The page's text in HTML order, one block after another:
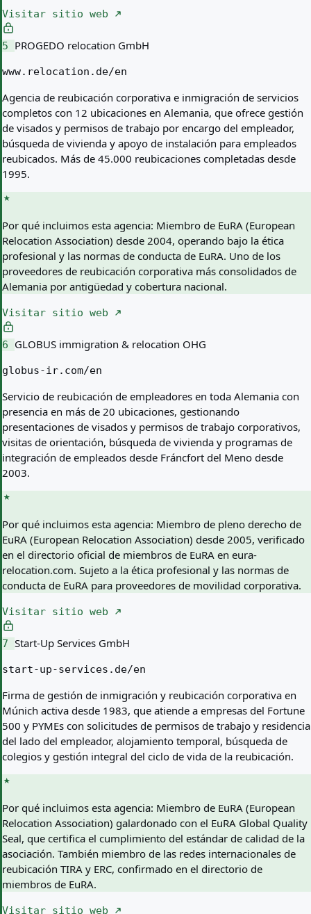
Visitar sitio web
5 PROGEDO relocation GmbH
www.relocation.de/en
Agencia de reubicación corporativa e inmigración de servicios
completos con 12 ubicaciones en Alemania, que ofrece gestión
de visados y permisos de trabajo por encargo del empleador,
búsqueda de vivienda y apoyo de instalación para empleados
reubicados. Más de 45.000 reubicaciones completadas desde
1995.
Por qué incluimos esta agencia: Miembro de EuRA (European
Relocation Association) desde 2004, operando bajo la ética
profesional y las normas de conducta de EuRA. Uno de los
proveedores de reubicación corporativa más consolidados de
Alemania por antigüedad y cobertura nacional.
Visitar sitio web
6 GLOBUS immigration & relocation OHG
globus-ir.com/en
Servicio de reubicación de empleadores en toda Alemania con
presencia en más de 20 ubicaciones, gestionando
presentaciones de visados y permisos de trabajo corporativos,
visitas de orientación, búsqueda de vivienda y programas de
integración de empleados desde Fráncfort del Meno desde
2003.
Por qué incluimos esta agencia: Miembro de pleno derecho de
EuRA (European Relocation Association) desde 2005, verificado
en el directorio oficial de miembros de EuRA en eura-
relocation.com. Sujeto a la ética profesional y las normas de
conducta de EuRA para proveedores de movilidad corporativa.
Visitar sitio web
7 Start-Up Services GmbH
start-up-services.de/en
Firma de gestión de inmigración y reubicación corporativa en
Múnich activa desde 1983, que atiende a empresas del Fortune
500 y PYMEs con solicitudes de permisos de trabajo y residencia
del lado del empleador, alojamiento temporal, búsqueda de
colegios y gestión integral del ciclo de vida de la reubicación.
Por qué incluimos esta agencia: Miembro de EuRA (European
Relocation Association) galardonado con el EuRA Global Quality
Seal, que certifica el cumplimiento del estándar de calidad de la
asociación. También miembro de las redes internacionales de
reubicación TIRA y ERC, confirmado en el directorio de
miembros de EuRA.
Visitar sitio web